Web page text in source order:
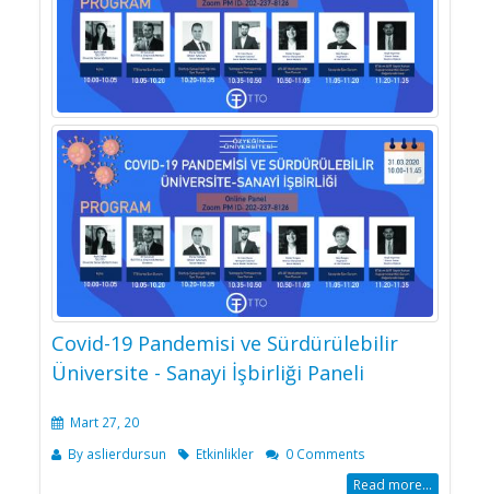
Covid-19 Pandemisi ve Sürdürülebilir
Üniversite - Sanayi İşbirliği Paneli
Mart 27, 20
By aslierdursun Etkinlikler 0 Comments
Read more...